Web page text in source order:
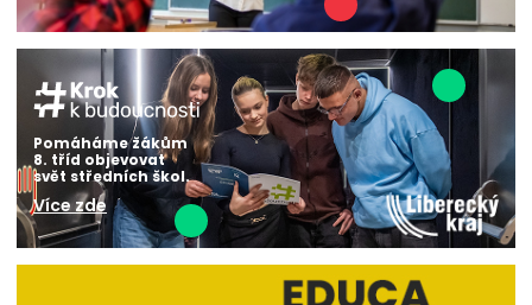
Pomáháme žákům
8. tříd objevovat
svět středních škol.
Více zde